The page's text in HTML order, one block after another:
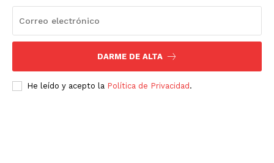
DARME DE ALTA
He leído y acepto la Política de Privacidad .